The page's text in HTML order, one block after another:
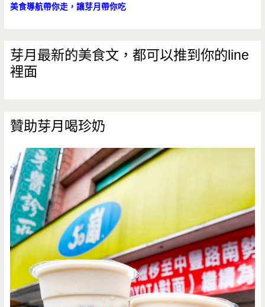
美食導航帶你走，讓芽月帶你吃
芽月最新的美食文，都可以推到你的line
裡面
贊助芽月喝珍奶